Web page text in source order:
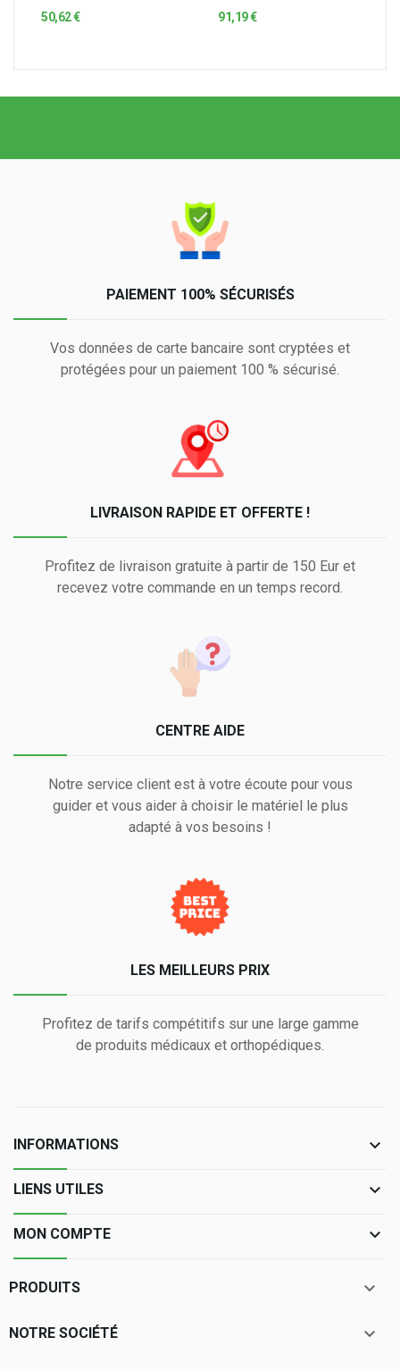
50,62 € 91,19 €
PAIEMENT 100% SÉCURISÉS
Vos données de carte bancaire sont cryptées et
protégées pour un paiement 100 % sécurisé.
LIVRAISON RAPIDE ET OFFERTE !
Profitez de livraison gratuite à partir de 150 Eur et
recevez votre commande en un temps record.
CENTRE AIDE
Notre service client est à votre écoute pour vous
guider et vous aider à choisir le matériel le plus
adapté à vos besoins !
LES MEILLEURS PRIX
Profitez de tarifs compétitifs sur une large gamme
de produits médicaux et orthopédiques.
INFORMATIONS keyboard_arrow_down
LIENS UTILES keyboard_arrow_down
MON COMPTE keyboard_arrow_down
PRODUITS 
NOTRE SOCIÉTÉ 